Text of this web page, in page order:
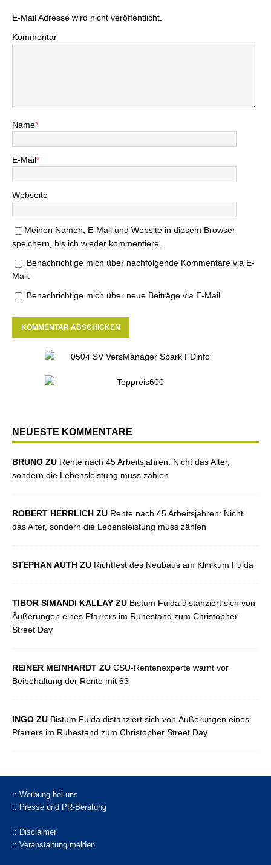
E-Mail Adresse wird nicht veröffentlicht.
Kommentar
Name*
E-Mail*
Webseite
Meinen Namen, E-Mail und Website in diesem Browser
speichern, bis ich wieder kommentiere.
Benachrichtige mich über nachfolgende Kommentare via E-
Mail.
Benachrichtige mich über neue Beiträge via E-Mail.
NEUESTE KOMMENTARE
BRUNO ZU Rente nach 45 Arbeitsjahren: Nicht das Alter,
sondern die Lebensleistung muss zählen
ROBERT HERRLICH ZU Rente nach 45 Arbeitsjahren: Nicht
das Alter, sondern die Lebensleistung muss zählen
STEPHAN AUTH ZU Richtfest des Neubaus am Klinikum Fulda
TIBOR SIMANDI KALLAY ZU Bistum Fulda distanziert sich von
Äußerungen eines Pfarrers im Ruhestand zum Christopher
Street Day
REINER MEINHARDT ZU CSU-Rentenexperte warnt vor
Beibehaltung der Rente mit 63
INGO ZU Bistum Fulda distanziert sich von Äußerungen eines
Pfarrers im Ruhestand zum Christopher Street Day
:: Werbung bei uns
:: Presse und PR-Beratung
:: Disclaimer
:: Veranstaltung melden